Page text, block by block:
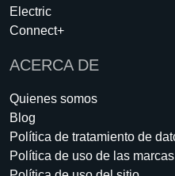
Electric
Connect+
ACERCA DE
Quienes somos
Blog
Política de tratamiento de
Política de uso de las marcas